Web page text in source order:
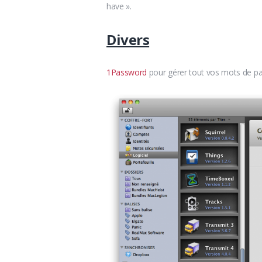
have ».
Divers
1Password pour gérer tout vos mots de